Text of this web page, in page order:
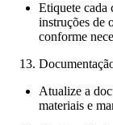
Etiquete cada
instruções de
conforme
Atualize a
materiais e